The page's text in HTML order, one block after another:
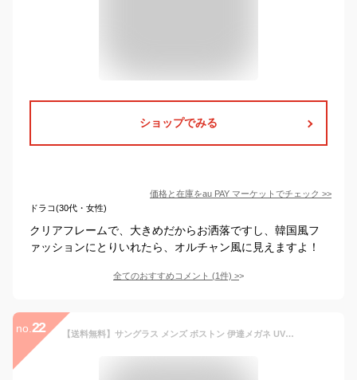
ショップでみる
価格と在庫をau PAY マーケット でチェック >>
ドラコ(30代・女性)
クリアフレームで、大きめだからお洒落ですし、韓国風フ
ァッションにとりいれたら、オルチャン風に見えますよ！
全てのおすすめコメント (1件) >
no. 22 【送料無料】サングラス メンズ ボストン 伊達メガネ UVカット カラーレンズ レディース ユニセックス メガネ フレーム 眼鏡 ダテメガネ ウェリントン 黒ぶち 丸メガネ カラーレンズ 丸 ダテ 黒 人気 丸型 ボスリントン